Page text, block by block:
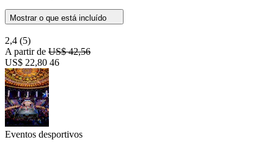
Mostrar o que está incluído
2,4 (5)
A partir de US$ 42,56
US$ 22,80 46
Eventos desportivos